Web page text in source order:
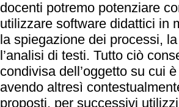
docenti potremo potenziare
utilizzare software didattici in
la spiegazione dei processi,
l’analisi di testi. Tutto ciò
condivisa dell’oggetto su cui
avendo altresì
proposti, per successivi